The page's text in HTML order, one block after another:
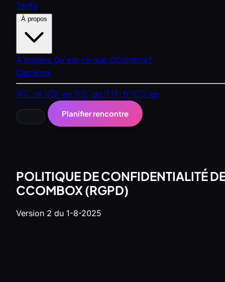
Tarifs
À propos Qu'est-ce que CCombox?
Carrières
🇳🇱 nl 🇬🇧 en 🇩🇪 de 🇫🇷 fr 🇪🇸 es
Planifier rencontre
POLITIQUE DE CONFIDENTIALITÉ
CCOMBOX (RGPD)
Version 2 du 1-8-2025